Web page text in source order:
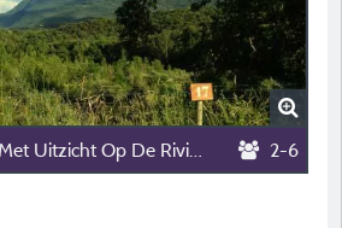
Exclusieve Locatie Met Uitzicht Op De Rivier En De Bergen. Caravan, Tent Of Camper 2-6